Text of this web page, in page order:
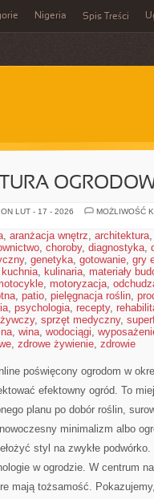
Nigeria Spis Treści
LUT - 17 - 2026
MOŻLIWOŚĆ
, aranżacja wnętrz, architektura
, choroby, diagnostyka,
, genetyka, gotowanie, gry
kuchnia, kulinaria, materiały
, motoryzacja,
, patio, pielęgnacja roślin,
, psychologia, recepty,
, sprzęt medyczny,
, wina, wodociągi,
, zdrowe żywienie, zdrowie
poświęcony ogrodom w
efektowny ogród. To
planu po dobór roślin,
minimalizm albo
styl na zwykłe
w ogrodzie. W centrum
mają tożsamość.